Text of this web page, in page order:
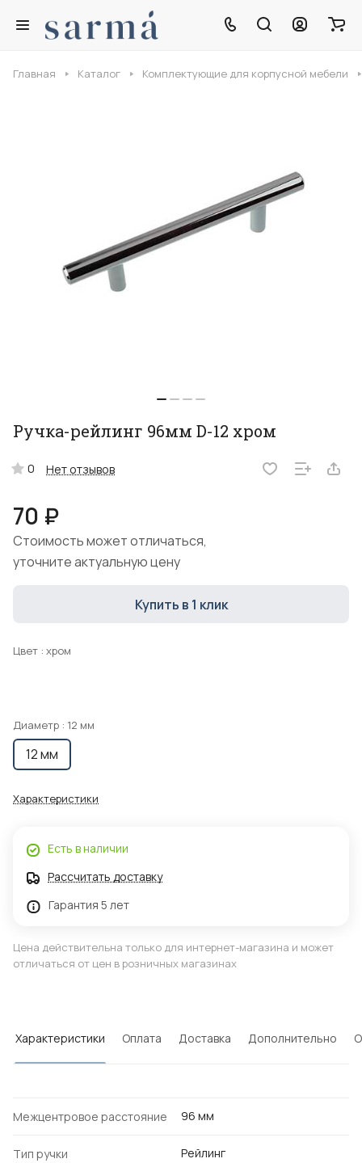
Главная Каталог Комплектующие для корпусной мебели
Ручка-рейлинг 96мм D-12 хром
0 Нет отзывов
70 ₽
Стоимость может отличаться,
уточните актуальную цену
Купить в 1 клик
Цвет : хром
Диаметр : 12 мм
12 мм
Характеристики
Есть в наличии
Рассчитать доставку
Гарантия 5 лет
Цена действительна только для интернет-магазина и может
отличаться от цен в розничных магазинах
Характеристики Оплата Доставка Дополнительно
Межцентровое расстояние 96 мм
Тип ручки Рейлинг